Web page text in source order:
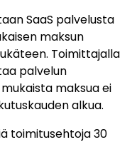
SaaS palvelusta
maksun
Toimittajalla
palvelun
maksua ei
alkua.
toimitusehtoja 30